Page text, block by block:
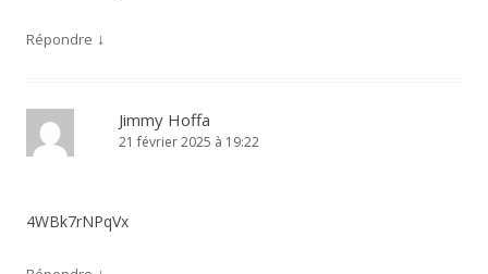
Répondre ↓
Jimmy Hoffa
21 février 2025 à 19:22
4WBk7rNPqVx